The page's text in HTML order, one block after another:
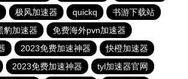
极风加速器 quickq
书游下载站
豹加速器
免费海外pvn加速器
2023免费加速神器
快橙加速器
2023免费加速神器
tyl加速器官网